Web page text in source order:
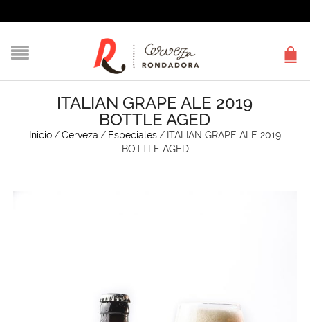
ITALIAN GRAPE ALE 2019
BOTTLE AGED
Inicio /Cerveza / Especiales / ITALIAN GRAPE ALE 2019
BOTTLE AGED